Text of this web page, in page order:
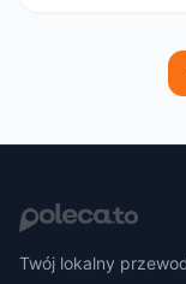
Twój lokalny